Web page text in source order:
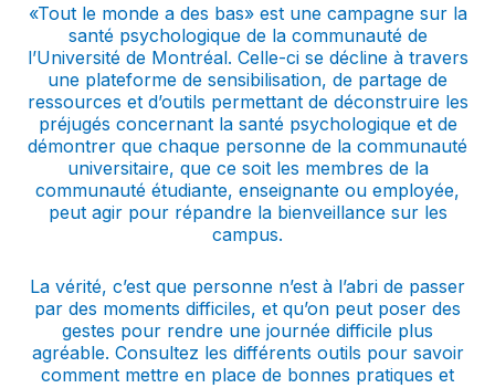
«Tout le monde a des bas» est une campagne sur la
santé psychologique de la communauté de
l’Université de Montréal. Celle-ci se décline à travers
une plateforme de sensibilisation, de partage de
ressources et d’outils permettant de déconstruire les
préjugés concernant la santé psychologique et de
démontrer que chaque personne de la communauté
universitaire, que ce soit les membres de la
communauté étudiante, enseignante ou employée,
peut agir pour répandre la bienveillance sur les
campus.
La vérité, c’est que personne n’est à l’abri de passer
par des moments difficiles, et qu’on peut poser des
gestes pour rendre une journée difficile plus
agréable. Consultez les différents outils pour savoir
comment mettre en place de bonnes pratiques et